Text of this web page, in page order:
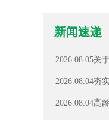
新闻速递